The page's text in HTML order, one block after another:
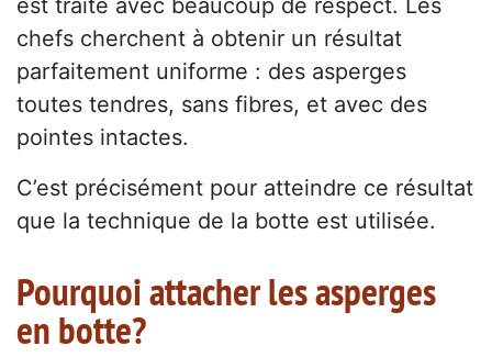
est traité avec beaucoup de respect. Les
chefs cherchent à obtenir un résultat
parfaitement uniforme : des asperges
toutes tendres, sans fibres, et avec des
pointes intactes.
C’est précisément pour atteindre ce résultat
que la technique de la botte est utilisée.
Pourquoi attacher les asperges
en botte?